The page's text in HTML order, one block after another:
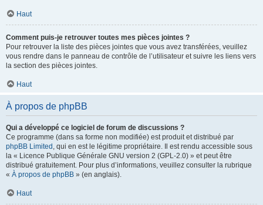
Haut
Comment puis-je retrouver toutes mes pièces jointes ?
Pour retrouver la liste des pièces jointes que vous avez transférées, veuillez
vous rendre dans le panneau de contrôle de l’utilisateur et suivre les liens vers
la section des pièces jointes.
Haut
À propos de phpBB
Qui a développé ce logiciel de forum de discussions ?
Ce programme (dans sa forme non modifiée) est produit et distribué par
phpBB Limited , qui en est le légitime propriétaire. Il est rendu accessible sous
la « Licence Publique Générale GNU version 2 (GPL-2.0) » et peut être
distribué gratuitement. Pour plus d’informations, veuillez consulter la rubrique
« À propos de phpBB » (en anglais).
Haut